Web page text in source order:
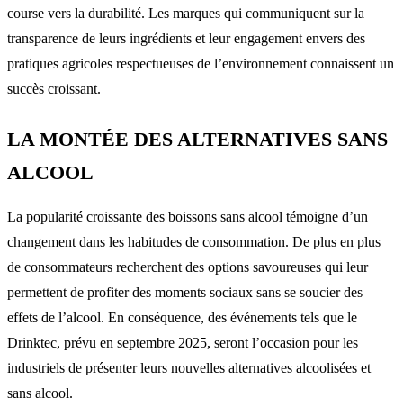
course vers la durabilité. Les marques qui communiquent sur la
transparence de leurs ingrédients et leur engagement envers des
pratiques agricoles respectueuses de l’environnement connaissent un
succès croissant.
LA MONTÉE DES ALTERNATIVES SANS
ALCOOL
La popularité croissante des boissons sans alcool témoigne d’un
changement dans les habitudes de consommation. De plus en plus
de consommateurs recherchent des options savoureuses qui leur
permettent de profiter des moments sociaux sans se soucier des
effets de l’alcool. En conséquence, des événements tels que le
Drinktec, prévu en septembre 2025, seront l’occasion pour les
industriels de présenter leurs nouvelles alternatives alcoolisées et
sans alcool.